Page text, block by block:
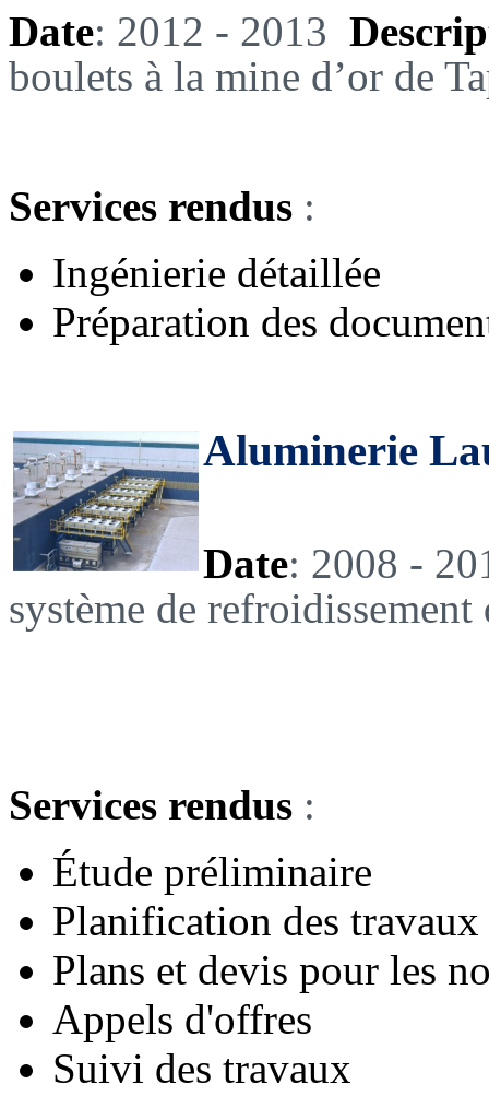
Date: 2012 - 2013
boulets à la mine d’or de
Services rendus :
Ingénierie détaillée
Préparation des
Aluminerie
Date: 2008 -
système de
Services rendus :
Étude préliminaire
Planification des travaux
Plans et devis pour les
Appels d'offres
Suivi des travaux